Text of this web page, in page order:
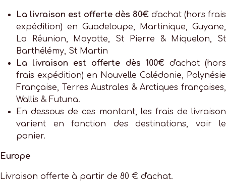
La livraison est offerte dès 80€ d'achat (hors frais
expédition) en Guadeloupe, Martinique, Guyane,
La Réunion, Mayotte, St Pierre & Miquelon, St
Barthélémy, St Martin
La livraison est offerte dès 100€d'achat (hors
frais expédition) en Nouvelle Calédonie, Polynésie
Française, Terres Australes & Arctiques françaises,
Wallis & Futuna.
En dessous de ces montant, les frais de livraison
varient en fonction des destinations, voir le
panier.
Europe
Livraison offerte à partir de 80 € d'achat.